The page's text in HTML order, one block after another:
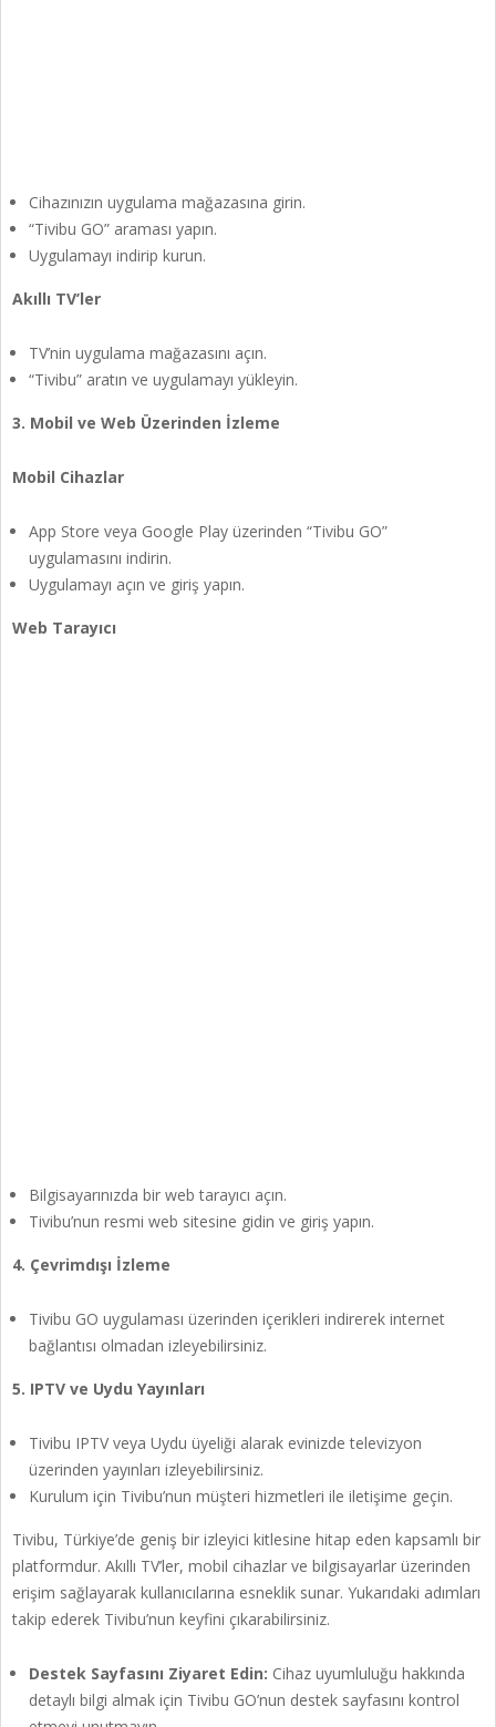
Cihazınızın uygulama mağazasına girin.
“Tivibu GO” araması yapın.
Uygulamayı indirip kurun.
Akıllı TV’ler
TV’nin uygulama mağazasını açın.
“Tivibu” aratın ve uygulamayı yükleyin.
3. Mobil ve Web Üzerinden İzleme
Mobil Cihazlar
App Store veya Google Play üzerinden “Tivibu GO”
uygulamasını indirin.
Uygulamayı açın ve giriş yapın.
Web Tarayıcı
Bilgisayarınızda bir web tarayıcı açın.
Tivibu’nun resmi web sitesine gidin ve giriş yapın.
4. Çevrimdışı İzleme
Tivibu GO uygulaması üzerinden içerikleri indirerek internet
bağlantısı olmadan izleyebilirsiniz.
5. IPTV ve Uydu Yayınları
Tivibu IPTV veya Uydu üyeliği alarak evinizde televizyon
üzerinden yayınları izleyebilirsiniz.
Kurulum için Tivibu’nun müşteri hizmetleri ile iletişime geçin.
Tivibu, Türkiye’de geniş bir izleyici kitlesine hitap eden kapsamlı bir
platformdur. Akıllı TV’ler, mobil cihazlar ve bilgisayarlar üzerinden
erişim sağlayarak kullanıcılarına esneklik sunar. Yukarıdaki adımları
takip ederek Tivibu’nun keyfini çıkarabilirsiniz.
Destek Sayfasını Ziyaret Edin: Cihaz uyumluluğu hakkında
detaylı bilgi almak için Tivibu GO’nun destek sayfasını kontrol